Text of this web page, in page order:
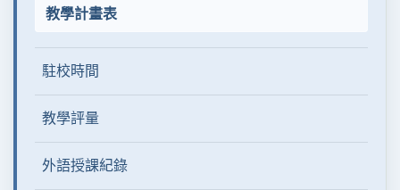
教學計畫表
駐校時間
教學評量
外語授課紀錄